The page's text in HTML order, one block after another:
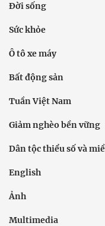
Đời sống
Sức khỏe
Ô tô xe máy
Bất động sản
Tuần Việt Nam
Giảm nghèo bền vững
Dân tộc thiểu số và
English
Ảnh
Multimedia